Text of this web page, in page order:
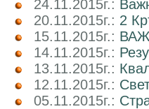
24.11.2015г.:
20.11.2015г.: 2
15.11.2015г.:
14.11.2015г.:
13.11.2015г.:
12.11.2015г.:
05.11.2015г.: